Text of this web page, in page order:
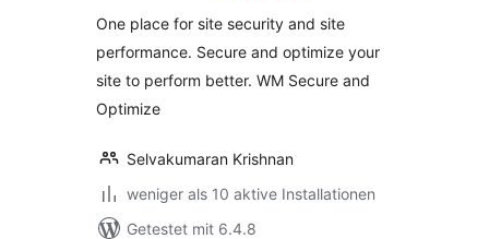
One place for site security and site
performance. Secure and optimize your
site to perform better. WM Secure and
Optimize
Selvakumaran Krishnan
weniger als 10 aktive Installationen
Getestet mit 6.4.8